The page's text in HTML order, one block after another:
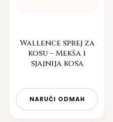
Wallence sprej za
kosu – Mekša i
sjajnija kosa
NARUČI ODMAH